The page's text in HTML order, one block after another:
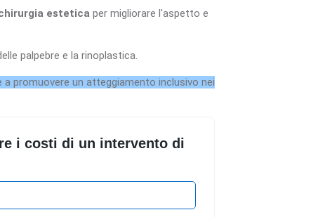
estetica per migliorare l'aspetto e
palpebre e la rinoplastica.
promuovere un atteggiamento inclusivo nei
i costi di un intervento di